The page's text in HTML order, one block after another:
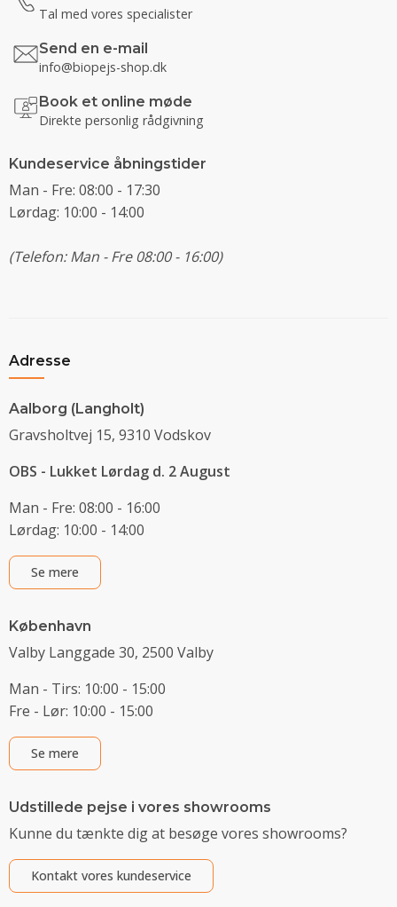
Tal med vores specialister
Send en e-mail
info@biopejs-shop.dk
Book et online møde
Direkte personlig rådgivning
Kundeservice åbningstider
Man - Fre: 08:00 - 17:30
Lørdag: 10:00 - 14:00
(Telefon: Man - Fre 08:00 - 16:00)
Adresse
Aalborg (Langholt)
Gravsholtvej 15, 9310 Vodskov
OBS - Lukket Lørdag d. 2 August
Man - Fre: 08:00 - 16:00
Lørdag: 10:00 - 14:00
Se mere
København
Valby Langgade 30, 2500 Valby
Man - Tirs: 10:00 - 15:00
Fre - Lør: 10:00 - 15:00
Se mere
Udstillede pejse i vores showrooms
Kunne du tænkte dig at besøge vores showrooms?
Kontakt vores kundeservice